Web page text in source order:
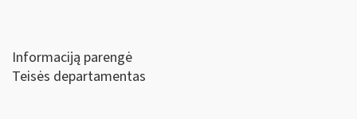
Informaciją parengė
Teisės departamentas